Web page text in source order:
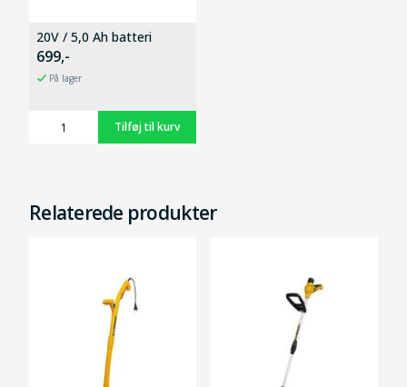
20V / 5,0 Ah batteri
699,-
På lager
Relaterede produkter